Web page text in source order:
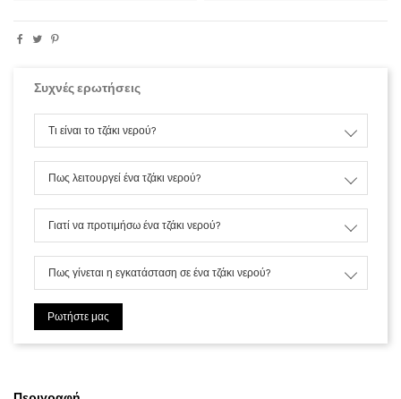
Συχνές ερωτήσεις
Τι είναι το τζάκι νερού?
Πως λειτουργεί ένα τζάκι νερού?
Γιατί να προτιμήσω ένα τζάκι νερού?
Πως γίνεται η εγκατάσταση σε ένα τζάκι νερού?
Ρωτήστε μας